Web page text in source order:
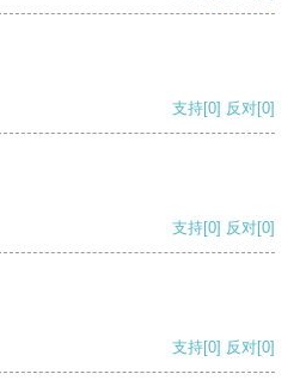
支持[0] 反对[0]
支持[0] 反对[0]
支持[0] 反对[0]